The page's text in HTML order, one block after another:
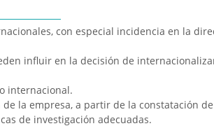
con especial incidencia en la
influir en la decisión de
internacional.
la empresa, a partir de la constatación
de investigación adecuadas.